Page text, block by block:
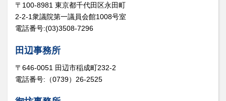
〒100-8981 東京都千代田区永田町
2-2-1衆議院第一議員会館1008号室
電話番号:(03)3508-7296
田辺事務所
〒646-0051 田辺市稲成町232-2
電話番号:（0739）26-2525